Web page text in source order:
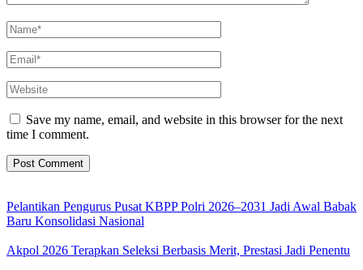
Save my name, email, and website in this browser for the next
time I comment.
Pelantikan Pengurus Pusat KBPP Polri 2026–2031 Jadi Awal Babak
Baru Konsolidasi Nasional
Akpol 2026 Terapkan Seleksi Berbasis Merit, Prestasi Jadi Penentu